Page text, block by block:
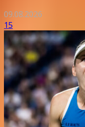
09.08.2026
15